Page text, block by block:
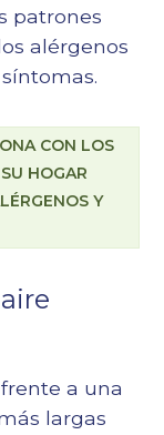
patrones
alérgenos
CON LOS
HOGAR
Y
a una
largas